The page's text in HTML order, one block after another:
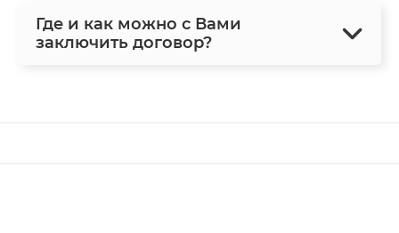
Где и как можно с Вами
заключить договор?